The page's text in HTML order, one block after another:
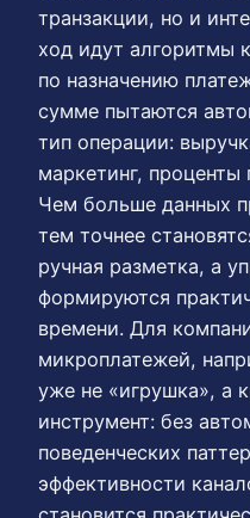
транзакции, но и
ход идут алгоритмы
по назначению
сумме пытаются
тип операции:
маркетинг, проценты
Чем больше данных
тем точнее
ручная разметка, а
формируются
времени. Для
микроплатежей,
уже не «игрушка», а
инструмент: без
поведенческих
эффективности